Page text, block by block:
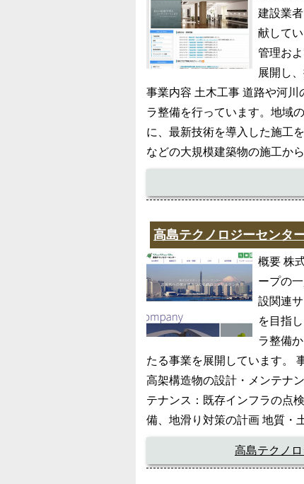
建設業
献して
管理お
展開し
事業内容 土木工事 道路や河
ラ整備を行っています。地域
に、最新技術を導入した施工
などの大規模建築物の施工か
高島テクノロジーセンタ
概要 株
ープの
設関連
を目指
ラ整備
たる事業を展開しています。
高架構造物の設計・メンテナ
テナンス：既存インフラの点
備、地滑り対策の計画 地質・
高島テクノ